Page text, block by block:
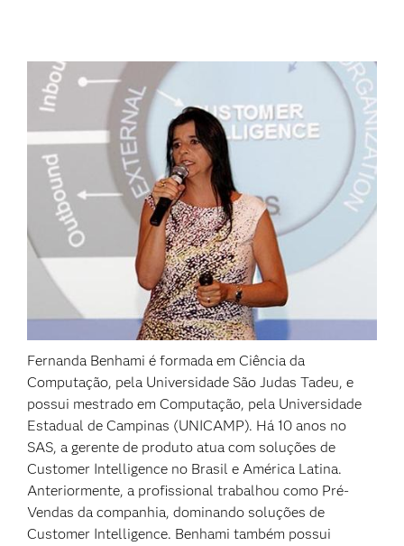
Fernanda Benhami é formada em Ciência da
Computação, pela Universidade São Judas Tadeu, e
possui mestrado em Computação, pela Universidade
Estadual de Campinas (UNICAMP). Há 10 anos no
SAS, a gerente de produto atua com soluções de
Customer Intelligence no Brasil e América Latina.
Anteriormente, a profissional trabalhou como Pré-
Vendas da companhia, dominando soluções de
Customer Intelligence. Benhami também possui